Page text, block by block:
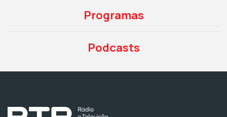
Programas
Podcasts